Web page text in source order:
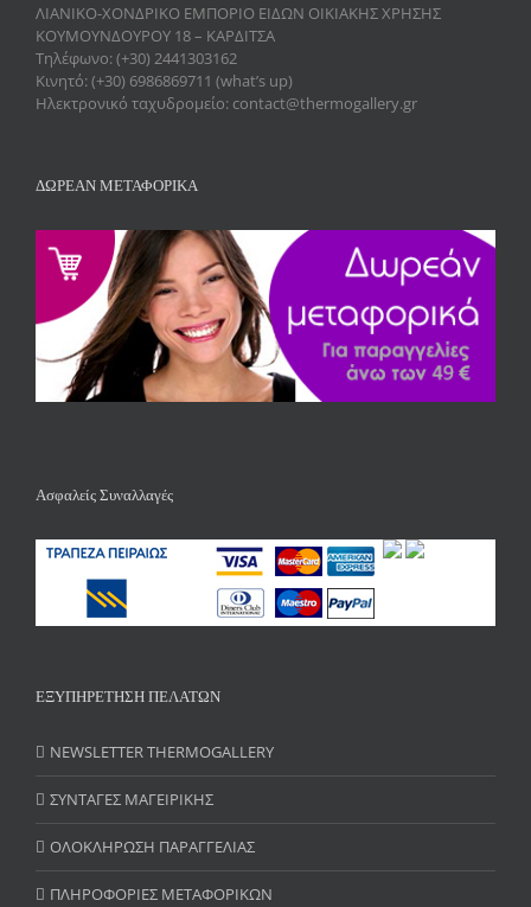
ΛΙΑΝΙΚΟ-ΧΟΝΔΡΙΚΟ ΕΜΠΟΡΙΟ ΕΙΔΩΝ ΟΙΚΙΑΚΗΣ ΧΡΗΣΗΣ
ΚΟΥΜΟΥΝΔΟΥΡΟΥ 18 – ΚΑΡΔΙΤΣΑ
Τηλέφωνο: (+30) 2441303162
Κινητό: (+30) 6986869711 (what’s up)
Ηλεκτρονικό ταχυδρομείο: contact@thermogallery.gr
ΔΩΡΕΑΝ ΜΕΤΑΦΟΡΙΚΑ
Ασφαλείς Συναλλαγές
ΕΞΥΠΗΡΕΤΗΣΗ ΠΕΛΑΤΩΝ
NEWSLETTER THERMOGALLERY
ΣΥΝΤΑΓΕΣ ΜΑΓΕΙΡΙΚΗΣ
ΟΛΟΚΛΗΡΩΣΗ ΠΑΡΑΓΓΕΛΙΑΣ
ΠΛΗΡΟΦΟΡΙΕΣ ΜΕΤΑΦΟΡΙΚΩΝ